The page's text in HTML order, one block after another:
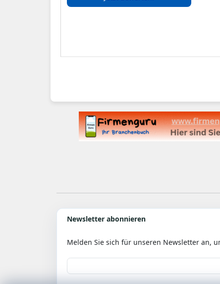
Newsletter abonnieren
Melden Sie sich für unseren Newsletter an,